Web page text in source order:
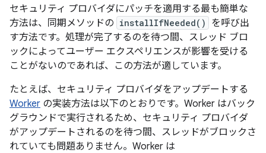
セキュリティ プロバイダにパッチを適用する最も簡単な
方法は、同期メソッドの installIfNeeded()
を呼び出
す方法です。処理が完了するのを待つ間、スレッド ブロ
ックによってユーザー エクスペリエンスが影響を受ける
ことがないのであれば、この方法が適しています。
たとえば、セキュリティ プロバイダをアップデートする
Worker の実装方法は以下のとおりです。Worker はバック
グラウンドで実行されるため、セキュリティ プロバイダ
がアップデートされるのを待つ間、スレッドがブロックさ
れていても問題ありません。Worker は